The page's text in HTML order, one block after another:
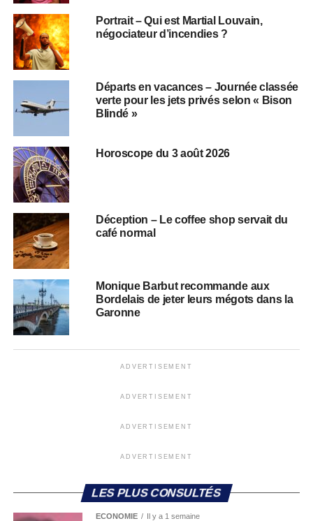
Portrait – Qui est Martial Louvain,
négociateur d’incendies ?
Départs en vacances – Journée classée
verte pour les jets privés selon « Bison
Blindé »
Horoscope du 3 août 2026
Déception – Le coffee shop servait du
café normal
Monique Barbut recommande aux
Bordelais de jeter leurs mégots dans la
Garonne
ADVERTISEMENT
ADVERTISEMENT
ADVERTISEMENT
ADVERTISEMENT
LES PLUS CONSULTÉS
ECONOMIE Il y a 1 semaine